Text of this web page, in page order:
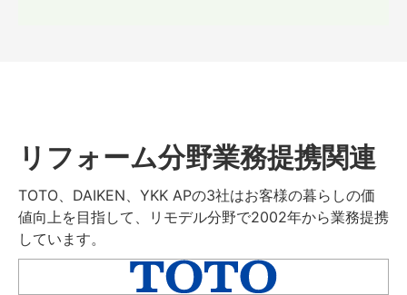
リフォーム分野業務提携関連
TOTO、DAIKEN、YKK APの3社はお客様の暮らしの価
値向上を目指して、リモデル分野で2002年から業務提携
しています。